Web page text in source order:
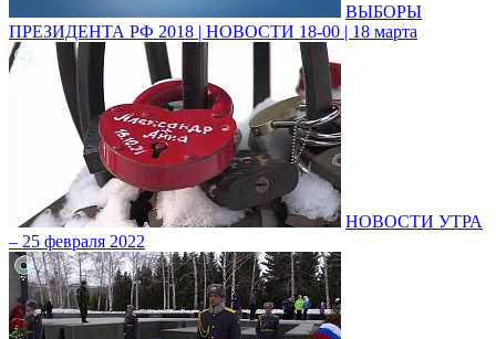
ВЫБОРЫ
ПРЕЗИДЕНТА РФ 2018 | НОВОСТИ 18-00 | 18 марта
НОВОСТИ УТРА
– 25 февраля 2022